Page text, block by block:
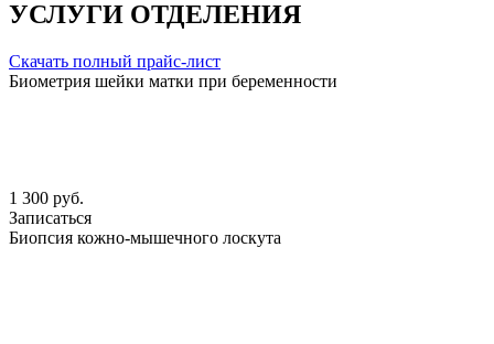
УСЛУГИ ОТДЕЛЕНИЯ
Скачать полный прайс-лист
Биометрия шейки матки при беременности
1 300 руб.
Записаться
Биопсия кожно-мышечного лоскута